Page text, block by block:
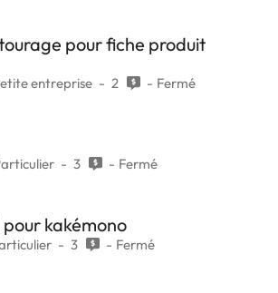
pour fiche produit
entreprise 2 Fermé
3 Fermé
kakémono
3 Fermé